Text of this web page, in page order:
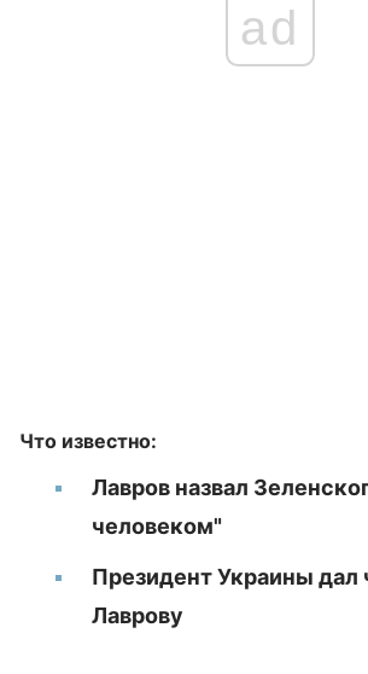
ad
Что известно:
Лавров назвал
человеком"
Президент Украины дал
Лаврову